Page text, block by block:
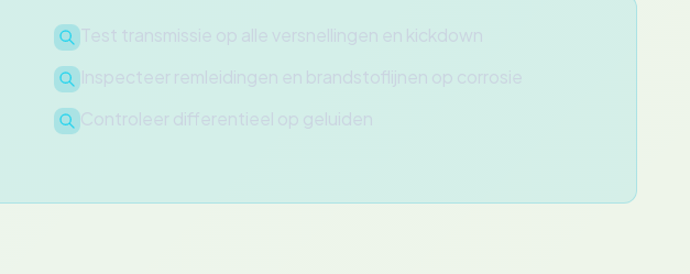
Test transmissie op alle versnellingen en kickdown
Inspecteer remleidingen en brandstoflijnen op corrosie
Controleer differentieel op geluiden